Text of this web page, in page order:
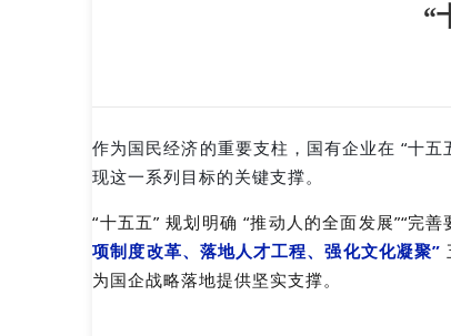
“
作为国民经济的重要支柱，国有企业在 “十
现这一系列目标的关键支撑。
“十五五” 规划明确 “推动人的全面发展”“完
项制度改革、落地人才工程、强化文化凝聚”
为国企战略落地提供坚实支撑。